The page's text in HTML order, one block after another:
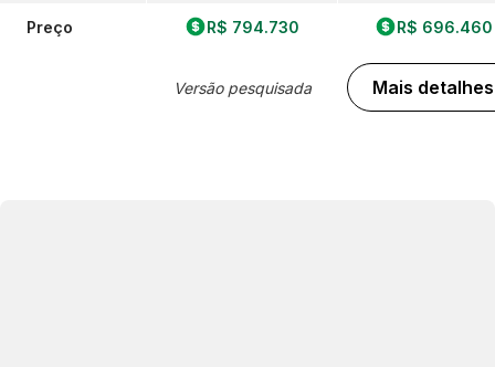
Preço R$ 794.730
Versão pesquisada
R$ 696.460
Mais detalhes